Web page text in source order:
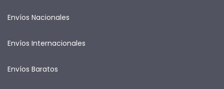
Envíos Nacionales
Envíos Internacionales
Envíos Baratos